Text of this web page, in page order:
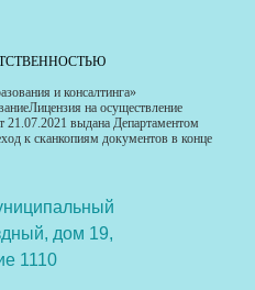
и консалтинга»
на осуществление
21.07.2021 выдана Департаментом
к сканкопиям документов в конце
дом 19,
1110